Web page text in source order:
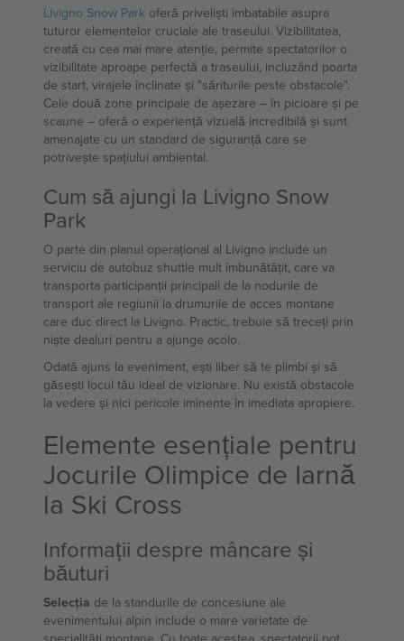
Livigno Snow Park oferă priveliști imbatabile asupra
tuturor elementelor cruciale ale traseului. Vizibilitatea,
creată cu cea mai mare atenție, permite spectatorilor o
vizibilitate aproape perfectă a traseului, incluzând poarta
de start, virajele înclinate și "săriturile peste obstacole".
Cele două zone principale de așezare – în picioare și pe
scaune – oferă o experiență vizuală incredibilă și sunt
amenajate cu un standard de siguranță care se
potrivește spațiului ambiental.
Cum să ajungi la Livigno Snow
Park
O parte din planul operațional al Livigno include un
serviciu de autobuz shuttle mult îmbunătățit, care va
transporta participanții principali de la nodurile de
transport ale regiunii la drumurile de acces montane
care duc direct la Livigno. Practic, trebuie să treceți prin
niște dealuri pentru a ajunge acolo.
Odată ajuns la eveniment, ești liber să te plimbi și să
găsești locul tău ideal de vizionare. Nu există obstacole
la vedere și nici pericole iminente în imediata apropiere.
Elemente esențiale pentru
Jocurile Olimpice de Iarnă
la Ski Cross
Informații despre mâncare și
băuturi
Selecția de la standurile de concesiune ale
evenimentului alpin include o mare varietate de